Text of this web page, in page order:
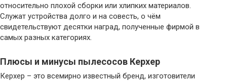
относительно плохой сборки или хлипких материалов.
Служат устройства долго и на совесть, о чём
свидетельствуют десятки наград, полученные фирмой в
самых разных категориях.
Плюсы и минусы пылесосов Керхер
Керхер – это всемирно известный бренд, изготовители